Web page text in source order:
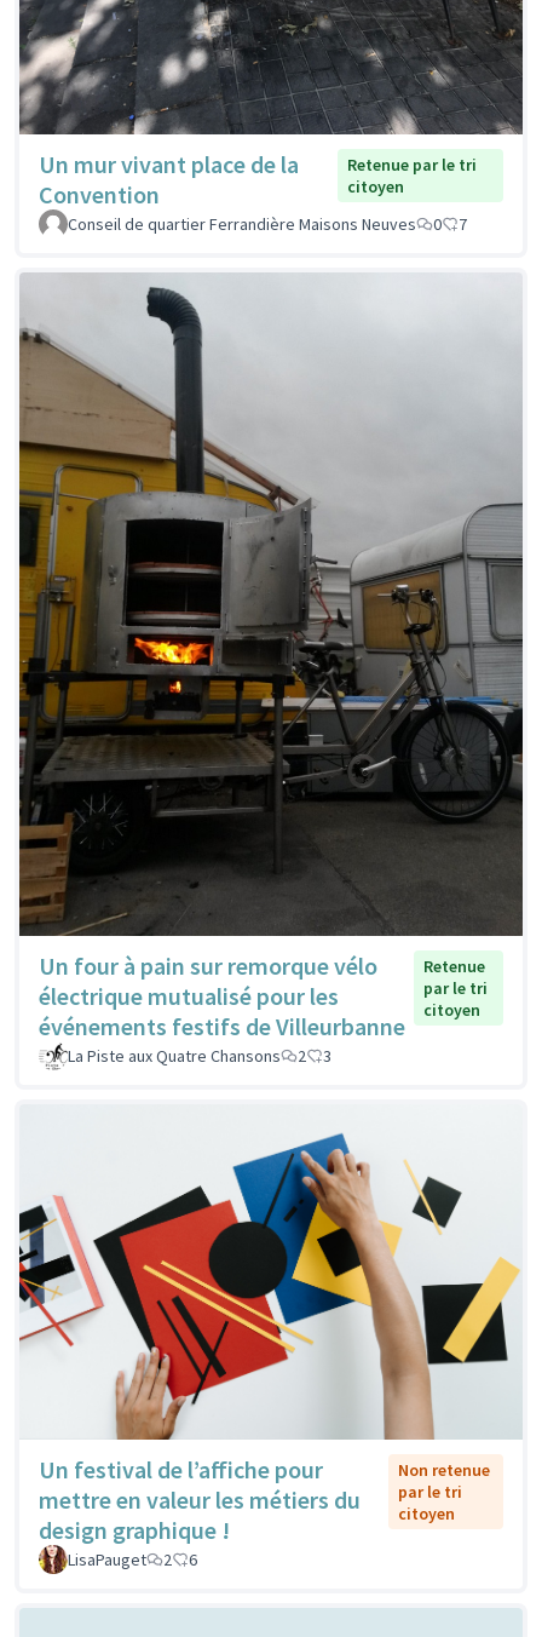
Un mur vivant place de la
Convention
Retenue par le tri
citoyen
Conseil de quartier Ferrandière Maisons Neuves
0 7
Un four à pain sur remorque vélo
électrique mutualisé pour les
événements festifs de Villeurbanne
Retenue
par le tri
citoyen
La Piste aux Quatre Chansons 2 3
Un festival de l’affiche pour
mettre en valeur les métiers du
design graphique !
Non retenue
par le tri
citoyen
LisaPauget 2 6